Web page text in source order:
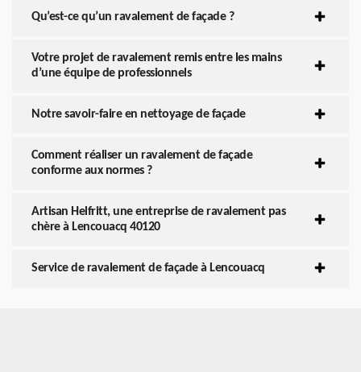
Qu’est-ce qu’un ravalement de façade ?
Votre projet de ravalement remis entre les mains
d’une équipe de professionnels
Notre savoir-faire en nettoyage de façade
Comment réaliser un ravalement de façade
conforme aux normes ?
Artisan Helfritt, une entreprise de ravalement pas
chère à Lencouacq 40120
Service de ravalement de façade à Lencouacq